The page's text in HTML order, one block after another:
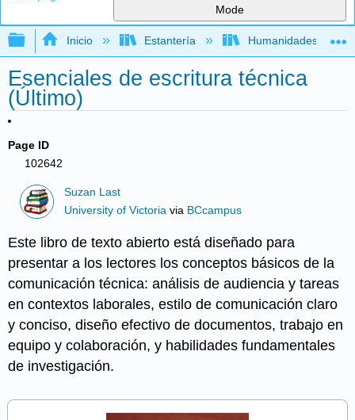
Mode
Expandir/contraer jerarquía global
Inicio Estantería Humanidades
Esenciales de escritura técnica
(Último)
Page ID
102642
Suzan Last
University of Victoria via BCcampus
Este libro de texto abierto está diseñado para
presentar a los lectores los conceptos básicos de la
comunicación técnica: análisis de audiencia y tareas
en contextos laborales, estilo de comunicación claro
y conciso, diseño efectivo de documentos, trabajo en
equipo y colaboración, y habilidades fundamentales
de investigación.